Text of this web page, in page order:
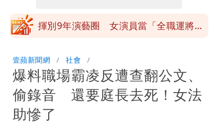
揮別9年演藝圈 女演員當「全職運將」
炸開扁
白海豚發威！內褲掛陽台被吹走 議員神
回1句笑翻10萬人
白海豚不放假「跟巴威差別在這裡」 蔣
萬安：這很清楚標準一致
壹蘋新聞網 社會
爆料職場霸凌反遭查翻公文、
偷錄音 還要庭長去死！女法
助慘了